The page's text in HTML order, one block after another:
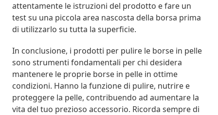
attentamente le istruzioni del prodotto e fare un
test su una piccola area nascosta della borsa prima
di utilizzarlo su tutta la superficie.
In conclusione, i prodotti per pulire le borse in pelle
sono strumenti fondamentali per chi desidera
mantenere le proprie borse in pelle in ottime
condizioni. Hanno la funzione di pulire, nutrire e
proteggere la pelle, contribuendo ad aumentare la
vita del tuo prezioso accessorio. Ricorda sempre di